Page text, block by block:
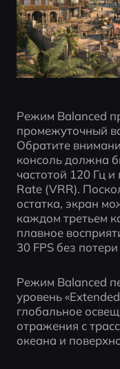
Режим Balanced
промежуточный
Обратите
консоль должна
частотой 120 Гц
Rate (VRR).
остатка, экран
каждом третьем
плавное
30 FPS без
Режим Balanced
уровень
глобальное
отражения с
океана и